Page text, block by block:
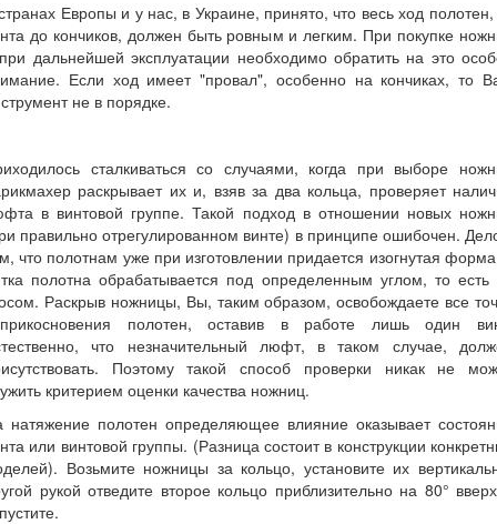
Европы и у нас, в Украине, принято, что весь ход полотен,
до кончиков, должен быть ровным и легким. При покупке
дальнейшей эксплуатации необходимо обратить на это
Если ход имеет "провал", особенно на кончиках, то
не в порядке.
сталкиваться со случаями, когда при выборе
раскрывает их и, взяв за два кольца, проверяет
в винтовой группе. Такой подход в отношении новых
правильно отрегулированном винте) в принципе ошибочен.
что полотнам уже при изготовлении придается изогнутая
полотна обрабатывается под определенным углом, то есть
Раскрыв ножницы, Вы, таким образом, освобождаете все
полотен, оставив в работе лишь один
что незначительный люфт, в таком случае,
Поэтому такой способ проверки никак не
критерием оценки качества ножниц.
натяжение полотен определяющее влияние оказывает
или винтовой группы. (Разница состоит в конструкции
Возьмите ножницы за кольцо, установите их
рукой отведите второе кольцо приблизительно на 80°